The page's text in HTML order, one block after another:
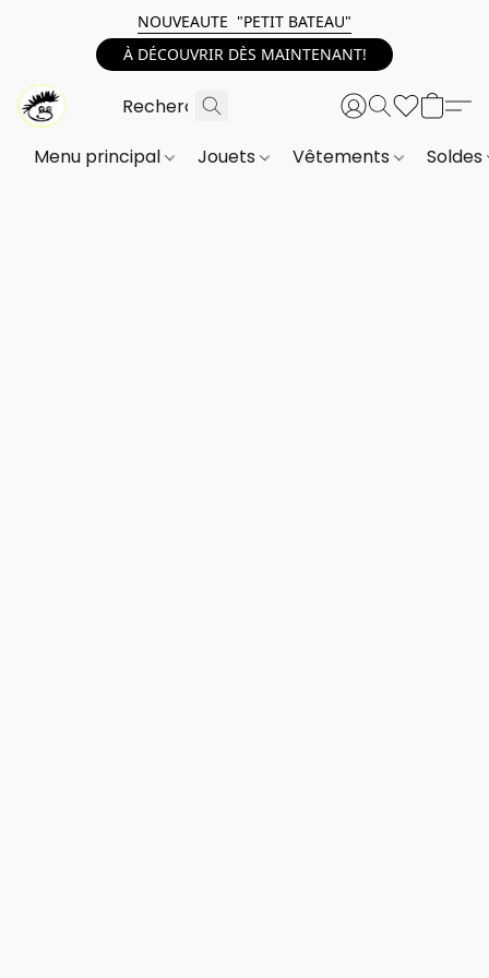
NOUVEAUTE "PETIT BATEAU"
À DÉCOUVRIR DÈS MAINTENANT!
Menu principal Jouets Vêtements Soldes